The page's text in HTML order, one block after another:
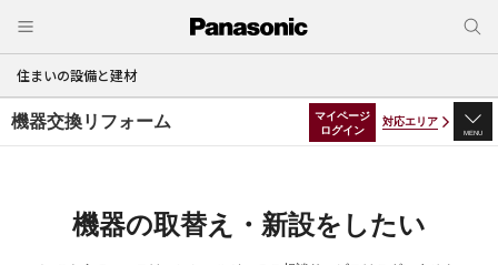
住まいの設備と建材
機器交換リフォーム
マイページ
ログイン
対応エリア
MENU
機器の取替え・新設をしたい